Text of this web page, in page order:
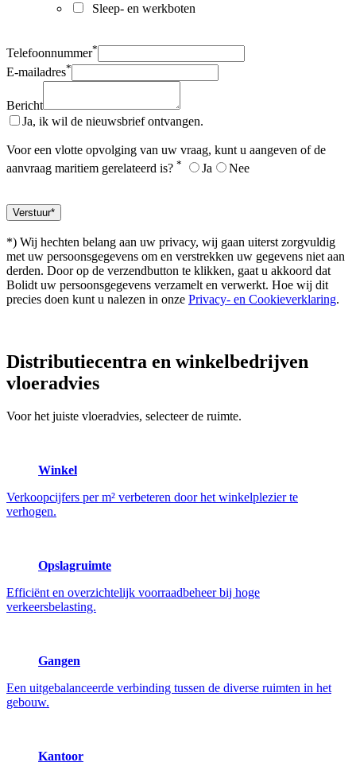
Sleep- en werkboten
Telefoonnummer*
E-mailadres*
Bericht
Ja, ik wil de nieuwsbrief ontvangen.
Voor een vlotte opvolging van uw vraag, kunt u aangeven of de
aanvraag maritiem gerelateerd is? * Ja Nee
*) Wij hechten belang aan uw privacy, wij gaan uiterst zorgvuldig
met uw persoonsgegevens om en verstrekken uw gegevens niet aan
derden. Door op de verzendbutton te klikken, gaat u akkoord dat
Bolidt uw persoonsgegevens verzamelt en verwerkt. Hoe wij dit
precies doen kunt u nalezen in onze Privacy- en Cookieverklaring.
Distributiecentra en winkelbedrijven
vloeradvies
Voor het juiste vloeradvies, selecteer de ruimte.
Winkel
Verkoopcijfers per m² verbeteren door het winkelplezier te
verhogen.
Opslagruimte
Efficiënt en overzichtelijk voorraadbeheer bij hoge
verkeersbelasting.
Gangen
Een uitgebalanceerde verbinding tussen de diverse ruimten in het
gebouw.
Kantoor